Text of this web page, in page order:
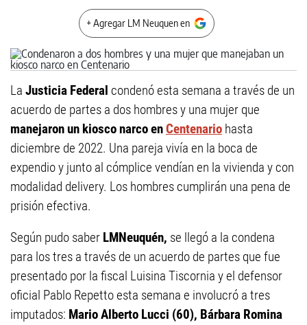
+ Agregar LM Neuquen en
La Justicia Federal condenó esta semana a través de un
acuerdo de partes a dos hombres y una mujer que
manejaron un kiosco narco enCentenario hasta
diciembre de 2022. Una pareja vivía en la boca de
expendio y junto al cómplice vendían en la vivienda y con
modalidad delivery. Los hombres cumplirán una pena de
prisión efectiva.
Según pudo saber LMNeuquén, se llegó a la condena
para los tres a través de un acuerdo de partes que fue
presentado por la fiscal Luisina Tiscornia y el defensor
oficial Pablo Repetto esta semana e involucró a tres
imputados: Mario Alberto Lucci (60), Bárbara Romina